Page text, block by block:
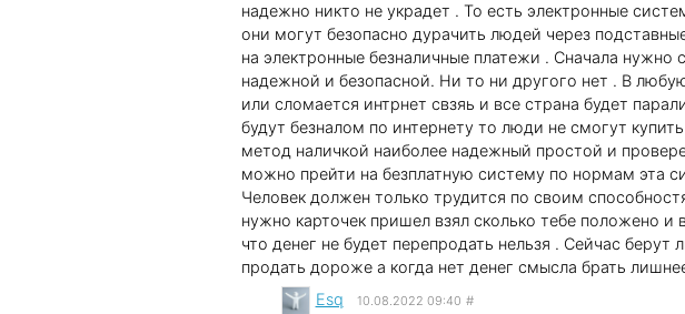
надежно никто не украдет . То есть электронные
они могут безопасно дурачить людей через
на электронные безналичные платежи . Сначала нужно
надежной и безопасной. Ни то ни другого нет . В
или сломается интрнет свзяь и все страна будет
будут безналом по интернету то люди не смогут
метод наличкой наиболее надежный простой и
можно прейти на безплатную систему по нормам эта
Человек должен только трудится по своим
нужно карточек пришел взял сколько тебе положено и
что денег не будет перепродать нельзя . Сейчас
продать дороже а когда нет денег смысла брать
Esq 10.08.2022 09:40 #